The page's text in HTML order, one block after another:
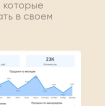
которые
в своем